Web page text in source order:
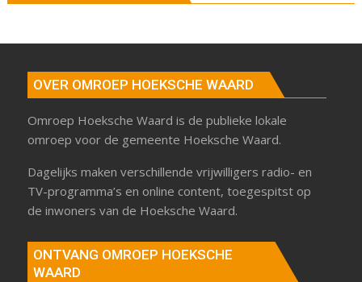
OVER OMROEP HOEKSCHE WAARD
Omroep Hoeksche Waard is de publieke lokale
omroep voor de gemeente Hoeksche Waard.
Dagelijks maken verschillende vrijwilligers radio- en
TV-programma’s en online content, toegespitst op
de inwoners van de Hoeksche Waard.
ONTVANG OMROEP HOEKSCHE
WAARD